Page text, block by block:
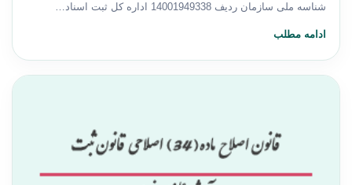
شناسه ملی سازمان ردیف 14001949338 اداره کل ثبت اسناد…
ادامه مطلب